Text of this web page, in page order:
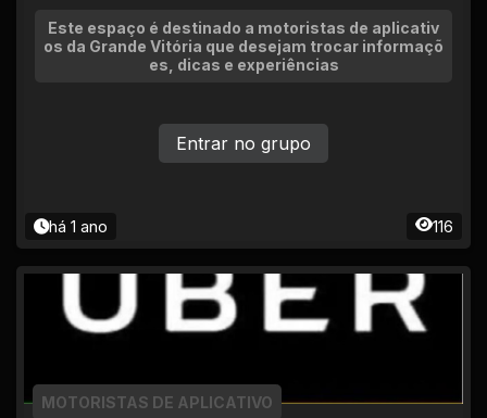
Este espaço é destinado a motoristas de aplicativ
os da Grande Vitória que desejam trocar informaçõ
es, dicas e experiências
há 1 ano 116
Entrar no grupo
MOTORISTAS DE APLICATIVO